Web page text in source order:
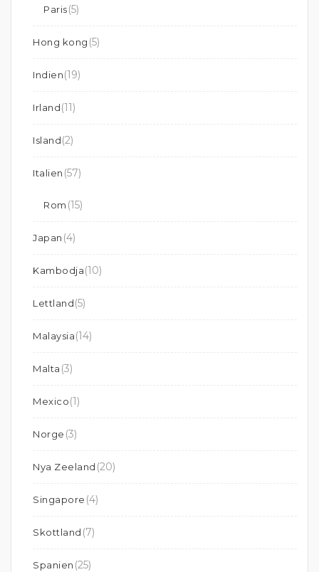
Paris(5)
Hong kong (5)
Indien(19)
Irland(11)
Island(2)
Italien (57)
Rom (15)
Japan (4)
Kambodja(10)
Lettland(5)
Malaysia(14)
Malta (3)
Mexico(1)
Norge (3)
Nya Zeeland (20)
Singapore (4)
Skottland (7)
Spanien (25)